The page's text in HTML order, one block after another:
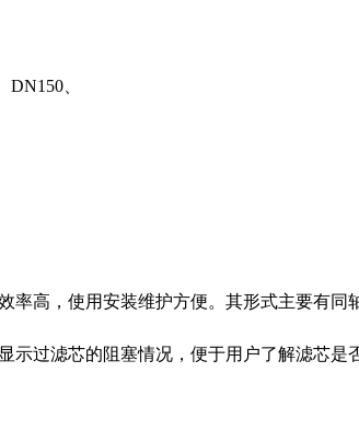
、
率高，使用安装维护方便。其形式主要有同
示过滤芯的阻塞情况，便于用户了解滤芯